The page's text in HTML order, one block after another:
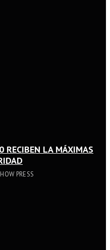
LA MÁXIMAS
PRESS